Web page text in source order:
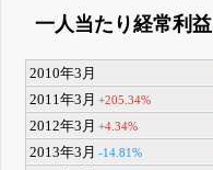
一人当たり経常利益
2010年3月
2011年3月 +205.34%
2012年3月 +4.34%
2013年3月 -14.81%